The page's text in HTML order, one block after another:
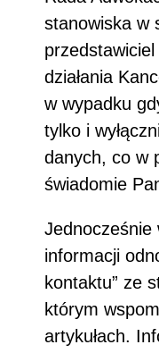
stanowiska w
przedstawiciel
działania
w wypadku
tylko i
danych, co w
świadomie
Jednocześnie
informacji
kontaktu” ze
którym
artykułach.